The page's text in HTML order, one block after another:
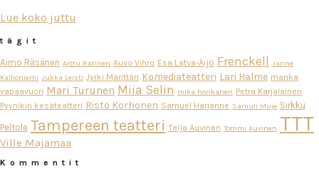
Lue koko juttu
tägit
Aimo Räsänen Arttu Ratinen Auvo Vihro Esa Latva-Äijö Frenckell Janne
Kallioniemi Jukka Leisti Jyrki Mänttäri Komediateatteri Lari Halme marika
vapaavuori Mari Turunen Miia Selin mika honkanen Petra Karjalainen
Pyynikin kesäteatteri Risto Korhonen Samuel Harjanne Samuli Muje Sirkku
Peltola Tampereen teatteri Teija Auvinen Tommi Auvinen TTT
Ville Majamaa
Kommentit